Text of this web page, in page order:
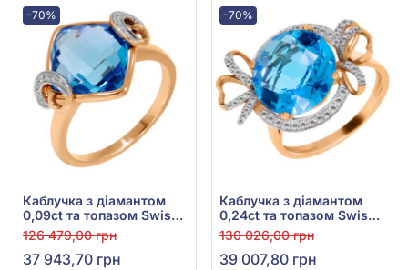
-70%
Каблучка з діамантом
0,09ct та топазом Swiss
Blue 5,9ct із червоного
золота 585°, арт. E22606-
9.200-967
126 479,00 грн
37 943,70 грн
-70%
Каблучка з діамантом
0,24ct та топазом Swiss
Blue 8,33ct із червоного
золота 585°, арт. 119708-
11.200-1110
130 026,00 грн
39 007,80 грн